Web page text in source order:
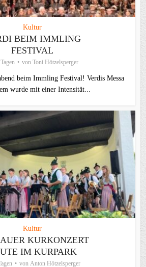
Kultur
BEIM IMMLING
FESTIVAL
von Toni Hötzelsperger
beim Immling Festival! Verdis Messa
wurde mit einer Intensität...
Kultur
KURKONZERT
IM KURPARK
von Anton Hötzelsperger